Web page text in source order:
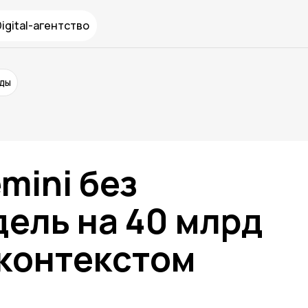
агентство
без
на 40 млрд